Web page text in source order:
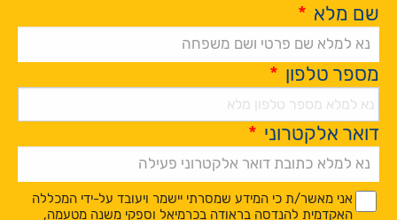
שם מלא *
מספר טלפון *
דואר אלקטרוני *
*
*
אני מאשר/ת כי המידע שמסרתי יישמר ויעובד על-ידי המכללה
האקדמית להנדסה בראודה בכרמיאל וספקי משנה מטעמה,
Alternative: